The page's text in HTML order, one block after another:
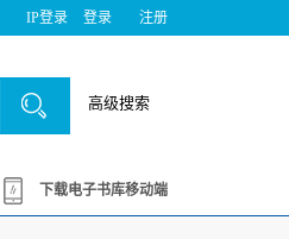
IP登录 登录 注册
高级搜索
下载电子书库移动端